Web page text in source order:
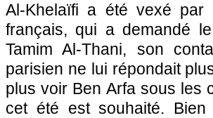
Al-Khelaïfi a été vexé par
français, qui a demandé
Tamim Al-Thani, son
parisien ne lui répondait
plus voir Ben Arfa sous les
cet été est souhaité.